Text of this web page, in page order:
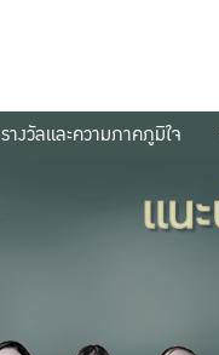
รางวัลและความภาคภูมิใจ